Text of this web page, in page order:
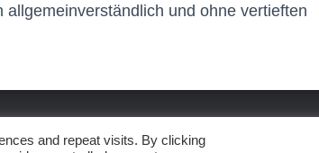
und ohne vertieften
and repeat visits. By clicking